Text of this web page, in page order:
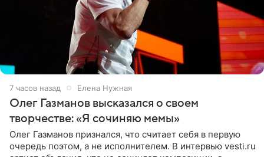
7 часов назад Елена Нужная
Олег Газманов высказался о своем
творчестве: «Я сочиняю мемы»
Олег Газманов признался, что считает себя в первую
очередь поэтом, а не исполнителем. В интервью vesti.ru